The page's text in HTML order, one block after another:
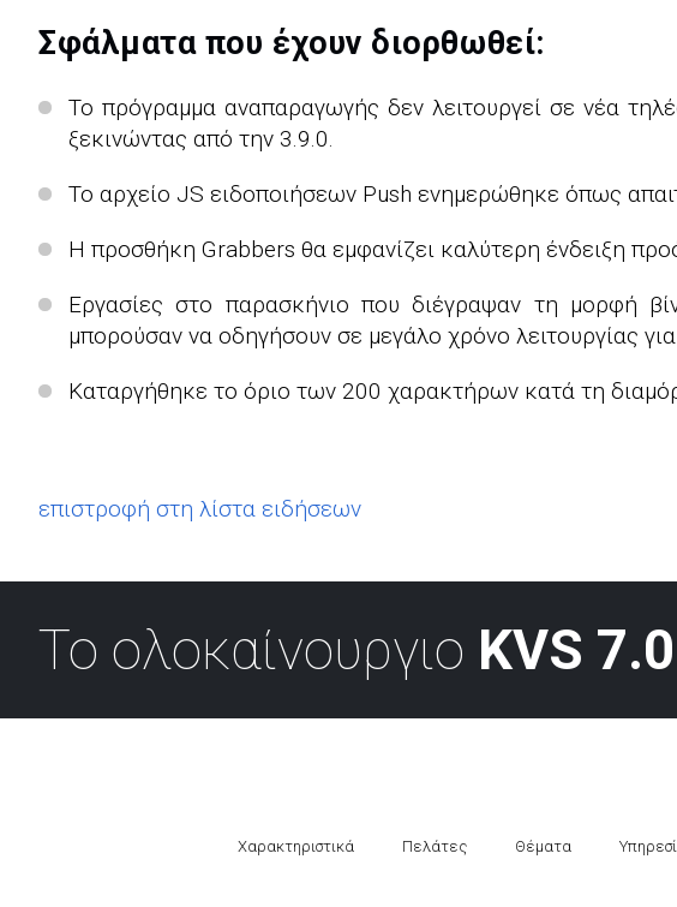
Σφάλματα που έχουν διορθωθεί:
Το πρόγραμμα αναπαραγωγής δεν λειτουργεί σε νέα
ξεκινώντας από την 3.9.0.
Το αρχείο JS ειδοποιήσεων Push ενημερώθηκε όπως
Η προσθήκη Grabbers θα εμφανίζει καλύτερη ένδειξη
Εργασίες στο παρασκήνιο που διέγραψαν τη μορφή
μπορούσαν να οδηγήσουν σε μεγάλο χρόνο λειτουργίας
Καταργήθηκε το όριο των 200 χαρακτήρων κατά τη
επιστροφή στη λίστα ειδήσεων
Το ολοκαίνουργιο KVS
Χαρακτηριστικά Πελάτες Θέματα